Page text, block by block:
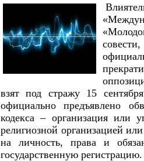
взят под стражу 15
официально предъявлено
кодекса – организация или
религиозной организацией
на личность, права и
государственную